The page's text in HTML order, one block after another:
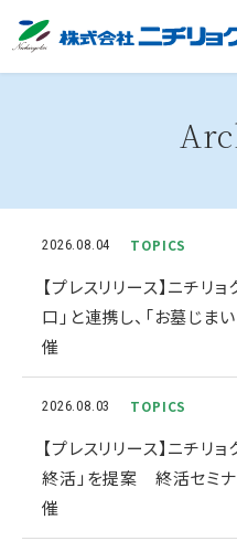
2026.08.04 TOPICS
【プレスリリース】ニチリ
口」と連携し、「お墓じま
催
2026.08.03 TOPICS
【プレスリリース】ニチリ
終活」を提案 終活セミナ
催